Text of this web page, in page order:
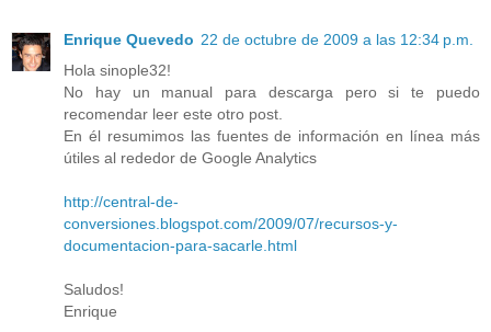
Enrique Quevedo 22 de octubre de 2009 a las 12:34 p.m.
Hola sinople32!
No hay un manual para descarga pero si te puedo
recomendar leer este otro post.
En él resumimos las fuentes de información en línea más
útiles al rededor de Google Analytics
http://central-de-
conversiones.blogspot.com/2009/07/recursos-y-
documentacion-para-sacarle.html
Saludos!
Enrique